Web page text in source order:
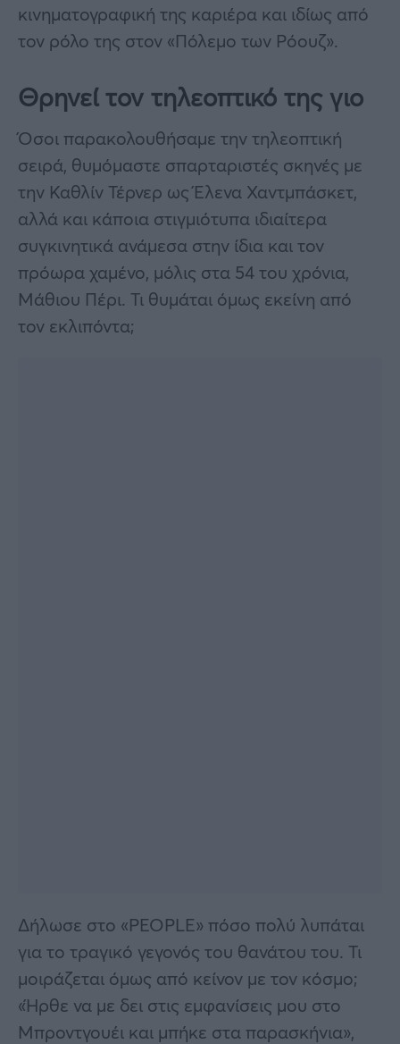
κινηματογραφική της καριέρα και ιδίως από
τον ρόλο της στον «Πόλεμο των Ρόουζ».
Θρηνεί τον τηλεοπτικό της γιο
Όσοι παρακολουθήσαμε την τηλεοπτική
σειρά, θυμόμαστε σπαρταριστές σκηνές με
την Καθλίν Τέρνερ ως Έλενα Χαντμπάσκετ,
αλλά και κάποια στιγμιότυπα ιδιαίτερα
συγκινητικά ανάμεσα στην ίδια και τον
πρόωρα χαμένο, μόλις στα 54 του χρόνια,
Μάθιου Πέρι. Τι θυμάται όμως εκείνη από
τον εκλιπόντα;
Δήλωσε στο «PEOPLE» πόσο πολύ λυπάται
για το τραγικό γεγονός του θανάτου του. Τι
μοιράζεται όμως από κείνον με τον κόσμο;
«Ήρθε να με δει στις εμφανίσεις μου στο
Μπροντγουέι και μπήκε στα παρασκήνια»,